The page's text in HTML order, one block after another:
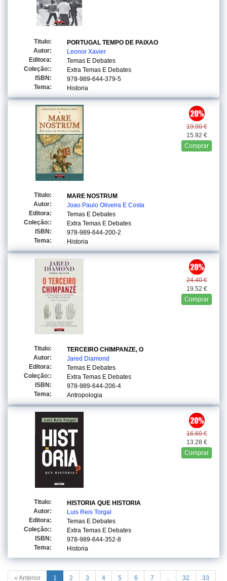
Titulo:
PORTUGAL TEMPO DE PAIXAO
Autor:
Leonor Xavier
Editora:
Temas E Debates
Coleção::
Extra Temas E Debates
ISBN:
978-989-644-379-5
Tema:
Historia
19.90 €
15.92 €
Comprar
Titulo:
MARE NOSTRUM
Autor:
Joao Paulo Oliveira E Costa
Editora:
Temas E Debates
Coleção::
Extra Temas E Debates
ISBN:
978-989-644-200-2
Tema:
Historia
24.40 €
19.52 €
Comprar
Titulo:
TERCEIRO CHIMPANZE, O
Autor:
Jared Diamond
Editora:
Temas E Debates
Coleção::
Extra Temas E Debates
ISBN:
978-989-644-206-4
Tema:
Antropologia
16.60 €
13.28 €
Comprar
Titulo:
HISTORIA QUE HISTORIA
Autor:
Luis Reis Torgal
Editora:
Temas E Debates
Coleção::
Extra Temas E Debates
ISBN:
978-989-644-352-8
Tema:
Historia
« Anterior 1 2 3 4 5 6 7 .. 32 33